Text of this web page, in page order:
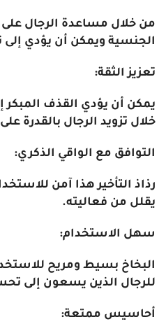
من خلال مساعدة الرجال على
الجنسية ويمكن أن يؤدي إلى
تعزيز الثقة:
خلال تزويد الرجال بالقدرة
التوافق مع الواقي الذكري:
رذاذ التأخير هذا آمن
يقلل من فعاليته.
سهل الاستخدام:
البخاخ بسيط ومريح
للرجال الذين يسعون إلى
أحاسيس ممتعة: